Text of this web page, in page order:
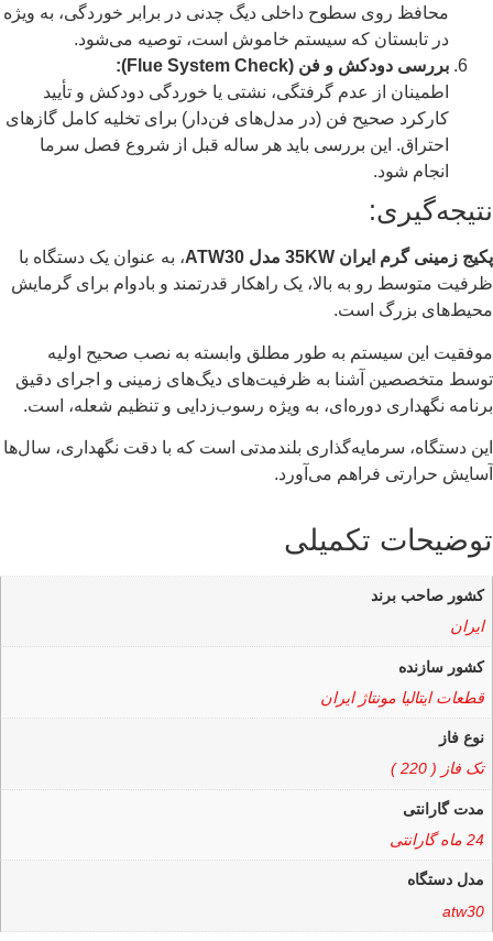
محافظ روی سطوح داخلی دیگ چدنی در برابر خوردگی، به ویژه
در تابستان که سیستم خاموش است، توصیه می‌شود.
بررسی دودکش و فن (Flue System Check):
اطمینان از عدم گرفتگی، نشتی یا خوردگی دودکش و تأیید
کارکرد صحیح فن (در مدل‌های فن‌دار) برای تخلیه کامل گازهای
احتراق. این بررسی باید هر ساله قبل از شروع فصل سرما
انجام شود.
نتیجه‌گیری:
پکیج زمینی گرم ایران 35KW مدل ATW30
، به عنوان یک دستگاه با
ظرفیت متوسط رو به بالا، یک راهکار قدرتمند و بادوام برای گرمایش
محیط‌های بزرگ است.
موفقیت این سیستم به طور مطلق وابسته به نصب صحیح اولیه
توسط متخصصین آشنا به ظرفیت‌های دیگ‌های زمینی و اجرای دقیق
برنامه نگهداری دوره‌ای، به ویژه رسوب‌زدایی و تنظیم شعله، است.
این دستگاه، سرمایه‌گذاری بلندمدتی است که با دقت نگهداری، سال‌ها
آسایش حرارتی فراهم می‌آورد.
توضیحات تکمیلی
کشور صاحب برند
ایران
کشور سازنده
قطعات ایتالیا مونتاژ ایران
نوع فاز
تک فاز ( 220 )
مدت گارانتی
24 ماه گارانتی
مدل دستگاه
atw30